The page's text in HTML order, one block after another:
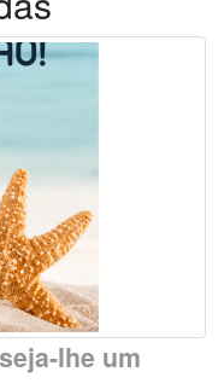
lhe um